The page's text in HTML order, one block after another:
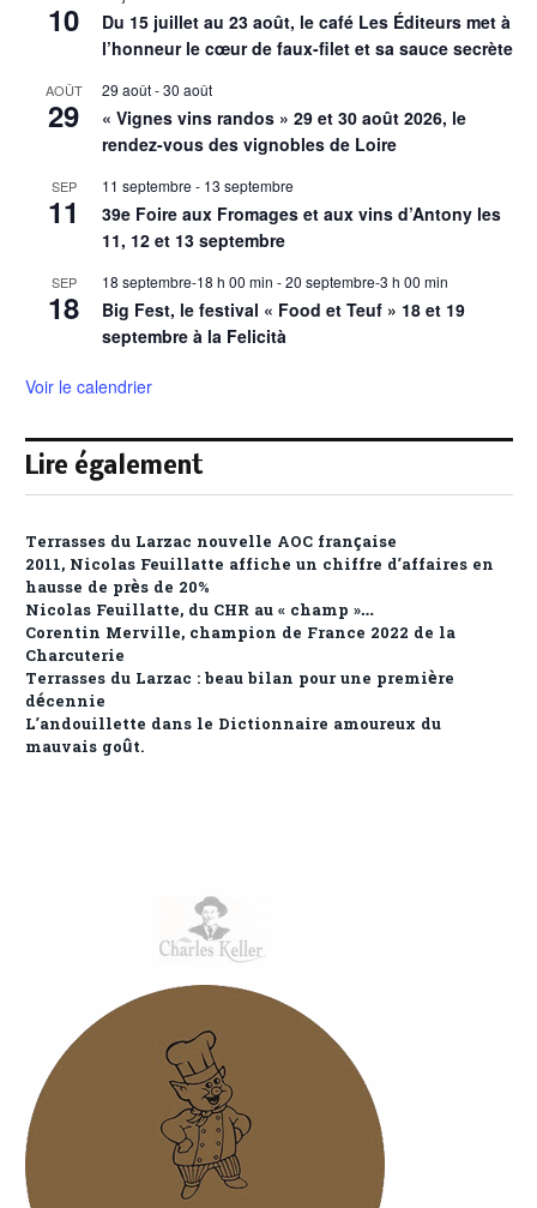
10
Du 15 juillet au 23 août, le café Les Éditeurs met à
l’honneur le cœur de faux-filet et sa sauce secrète
AOÛT
29
29 août-30 août
« Vignes vins randos » 29 et 30 août 2026, le
rendez-vous des vignobles de Loire
SEP
11
11 septembre - 13 septembre
39e Foire aux Fromages et aux vins d’Antony les
11, 12 et 13 septembre
SEP
18
18 septembre-18 h 00 min -20 septembre-3 h 00 min
Big Fest, le festival « Food et Teuf » 18 et 19
septembre à la Felicità
Voir le calendrier
Lire également
Terrasses du Larzac nouvelle AOC française
2011, Nicolas Feuillatte affiche un chiffre d’affaires en
hausse de près de 20%
Nicolas Feuillatte, du CHR au « champ »…
Corentin Merville, champion de France 2022 de la
Charcuterie
Terrasses du Larzac : beau bilan pour une première
décennie
L’andouillette dans le Dictionnaire amoureux du
mauvais goût.